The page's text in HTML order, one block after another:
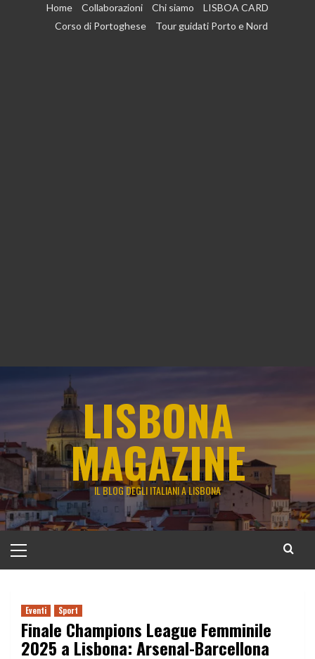
Home Collaborazioni Chi siamo
LISBOA CARD
Corso di Portoghese
Tour guidati Porto e Nord
LISBONA
MAGAZINE
IL BLOG DEGLI ITALIANI A LISBONA
principale
Eventi Sport
Finale Champions League Femminile
2025 a Lisbona: Arsenal-Barcellona